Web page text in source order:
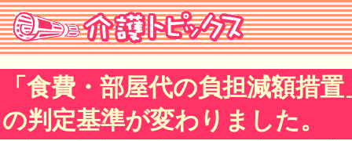
「食費・部屋代の負担減額措
の判定基準が変わりました。